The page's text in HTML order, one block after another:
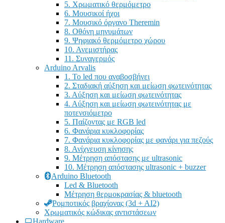
5. Χρωματικό θερμόμετρο
6. Μουσικοί ήχοι
7. Μουσικό όργανο Theremin
8. Οθόνη μηνυμάτων
9. Ψηφιακό θερμόμετρο χώρου
10. Ανεμιστήρας
11. Συναγερμός
Arduino Arvalis
1. Το led που αναβοσβήνει
2. Σταδιακή αύξηση και μείωση φωτεινότητας
3. Αύξηση και μείωση φωτεινότητας
4. Αύξηση και μείωση φωτεινότητας με
ποτενσιόμετρο
5. Παίζοντας με RGB led
6. Φανάρια κυκλοφορίας
7. Φανάρια κυκλοφορίας με φανάρι για πεζούς
8. Ανίχνευση κίνησης
9. Μέτρηση απόστασης με ultrasonic
10. Μέτρηση απόστασης ultrasonic + buzzer
Arduino Bluetooth
Led & Bluetooth
Μέτρηση θερμοκρασίας & bluetooth
Ρομποτικός βραχίονας (3d + AI2)
Χρωματικός κώδικας αντιστάσεων
Hardware